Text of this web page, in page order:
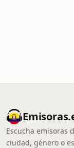
Escucha emisoras
ciudad, género o